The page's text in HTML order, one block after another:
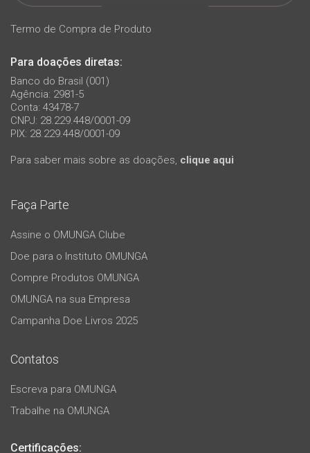
Termo de Compra de Produto
Para doações diretas:
Banco do Brasil (001)
Agência: 2981-5
Conta: 43478-7
CNPJ: 28.229.448/0001-09
PIX: 28.229.448/0001-09
Para saber mais sobre as doações, clique aqui
Faça Parte
Assine o OMUNGA Clube
Doe para o Instituto OMUNGA
Compre Produtos OMUNGA
OMUNGA na sua Empresa
Campanha Doe Livros 2025
Contatos
Escreva para OMUNGA
Trabalhe na OMUNGA
Certificações: